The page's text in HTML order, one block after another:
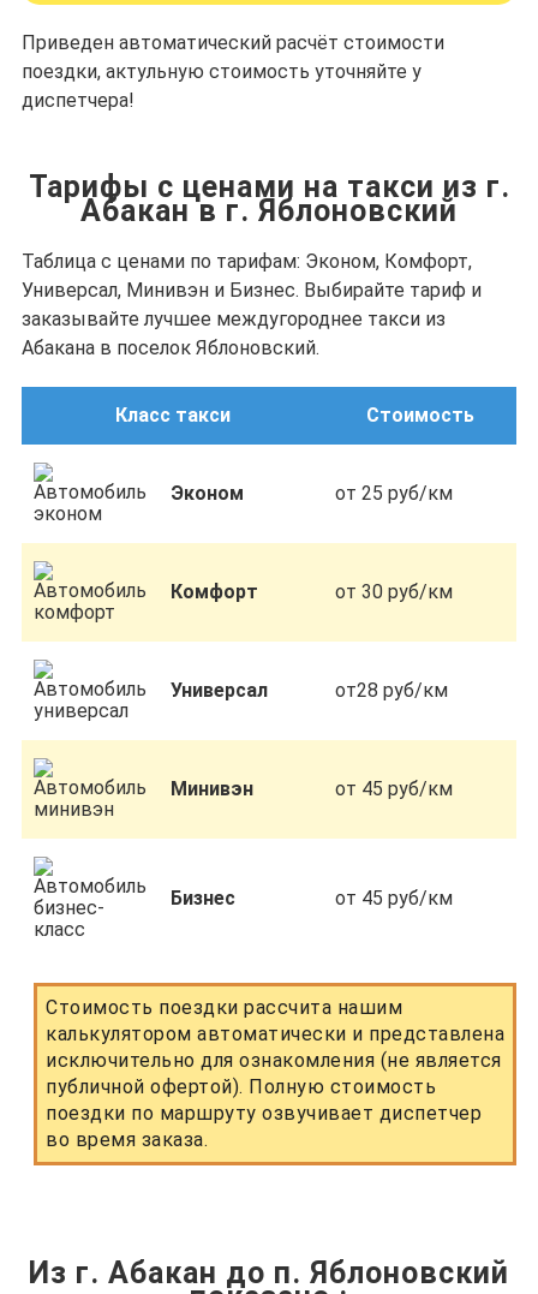
Приведен автоматический расчёт стоимости
поездки, актульную стоимость уточняйте у
диспетчера!
Тарифы с ценами на такси из г.
Абакан в г. Яблоновский
Таблица с ценами по тарифам: Эконом, Комфорт,
Универсал, Минивэн и Бизнес. Выбирайте тариф и
заказывайте лучшее междугороднее такси из
Абакана в поселок Яблоновский.
Класс такси Стоимость
Эконом от 25 руб/км
Комфорт от 30 руб/км
Универсал от28 руб/км
Минивэн от 45 руб/км
Бизнес от 45 руб/км
Стоимость поездки рассчита нашим
калькулятором автоматически и представлена
исключительно для ознакомления (не является
публичной офертой). Полную стоимость
поездки по маршруту озвучивает диспетчер
во время заказа.
Из г. Абакан до п. Яблоновский